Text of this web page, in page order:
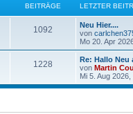
BEITRÄGE LETZTER
1092
Neu Hier....
von
Mo 20. Apr
1228
Re: Hallo Neu
von Martin
Mi 5. Aug 2026,